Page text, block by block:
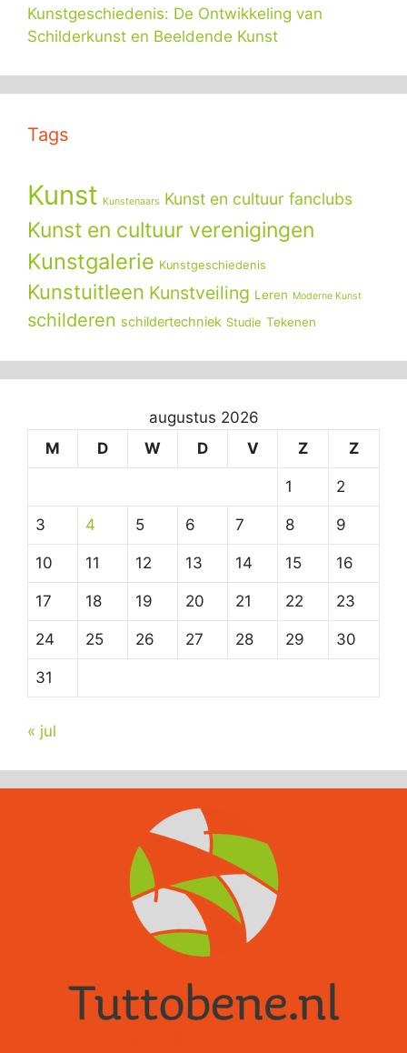
Kunstgeschiedenis: De Ontwikkeling van
Schilderkunst en Beeldende Kunst
Tags
Kunst Kunstenaars Kunst en cultuur fanclubs
Kunst en cultuur verenigingen
Kunstgalerie Kunstgeschiedenis
Kunstuitleen Kunstveiling Leren Moderne Kunst
schilderen schildertechniek Studie Tekenen
augustus 2026
M
D W D V Z Z
1 2
3 4 5 6 7 8 9
10 11 12 13 14 15 16
17 18 19 20 21 22 23
24 25 26 27 28 29 30
31
« jul